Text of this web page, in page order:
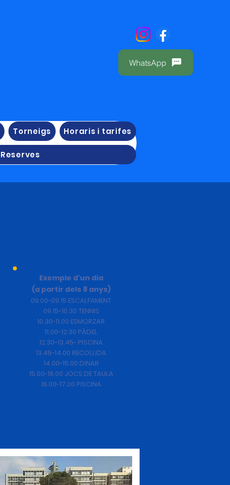
WhatsApp
Torneigs Horaris i tarifes
Reserves
Exemple d'un dia
(a partir dels 8 anys)
09.00-09.15 ESCALFAMENT
09.15-10.30 TENNIS
10.30-11.00 ESMORZAR
11.00-12.30 PÀDEL
12.30-13.45- PISCINA
13.45-14.00 RECOLLIDA
14.00-15.00 DINAR
15.00-16.00 JOCS DE TAULA
16.00-17.00 PISCINA